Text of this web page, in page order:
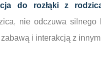
do rozłąki z
nie odczuwa
i interakcją z